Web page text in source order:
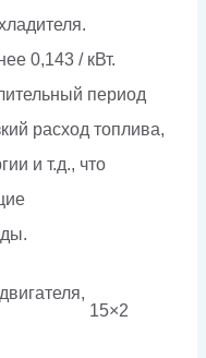
0,143 / кВт.
период
расход топлива,
и т.д., что
15×2